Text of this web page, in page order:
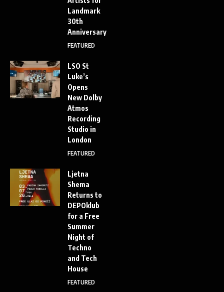
Landmark
30th
Anniversary
FEATURED
LSO St
Luke’s
Opens
New Dolby
Atmos
Recording
Studio in
London
FEATURED
Ljetna
Shema
Returns to
DEPOklub
for a Free
Summer
Night of
Techno
and Tech
House
FEATURED